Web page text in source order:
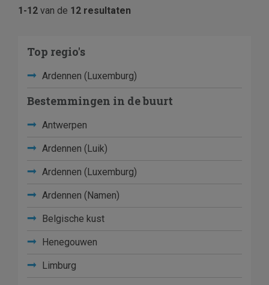
1-12 van de 12 resultaten
Top regio's
Ardennen (Luxemburg)
Bestemmingen in de buurt
Antwerpen
Ardennen (Luik)
Ardennen (Luxemburg)
Ardennen (Namen)
Belgische kust
Henegouwen
Limburg